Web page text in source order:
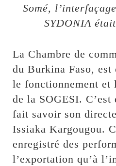
Somé,
SYDONIA
La Chambre de
du Burkina Faso, est
le fonctionnement et
de la SOGESI. C’est
fait savoir son
Issiaka Kargougou.
enregistré des
l’exportation qu’à